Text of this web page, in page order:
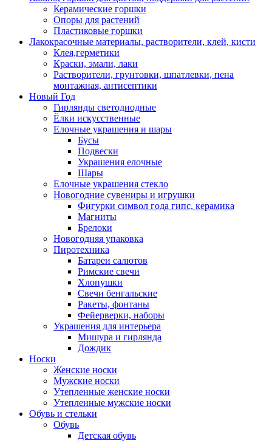
Керамические горшки
Опоры для растений
Пластиковые горшки
Лакокрасочные материалы, растворители, клей, кисти
Клея,герметики
Краски, эмали, лаки
Растворители, грунтовки, шпатлевки, пена
монтажная, антисептики
Новый Год
Гирлянды светодиодные
Ёлки искусственные
Елочные украшения и шары
Бусы
Подвески
Украшения елочные
Шары
Елочные украшения стекло
Новогодние сувениры и игрушки
Фигурки символ года гипс, керамика
Магниты
Брелоки
Новогодняя упаковка
Пиротехника
Батареи салютов
Римские свечи
Хлопушки
Свечи бенгальские
Ракеты, фонтаны
Фейерверки, наборы
Украшения для интерьера
Мишура и гирлянда
Дождик
Носки
Женские носки
Мужские носки
Утепленные женские носки
Утепленные мужские носки
Обувь и стельки
Обувь
Детская обувь